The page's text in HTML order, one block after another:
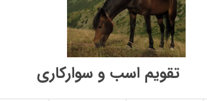
تقویم اسب و سوارکاری